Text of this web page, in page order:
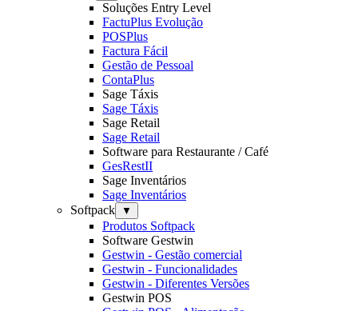
Soluções Entry Level
FactuPlus Evolução
POSPlus
Factura Fácil
Gestão de Pessoal
ContaPlus
Sage Táxis
Sage Táxis
Sage Retail
Sage Retail
Software para Restaurante / Café
GesRestII
Sage Inventários
Sage Inventários
Softpack
▼
Produtos Softpack
Software Gestwin
Gestwin - Gestão comercial
Gestwin - Funcionalidades
Gestwin - Diferentes Versões
Gestwin POS